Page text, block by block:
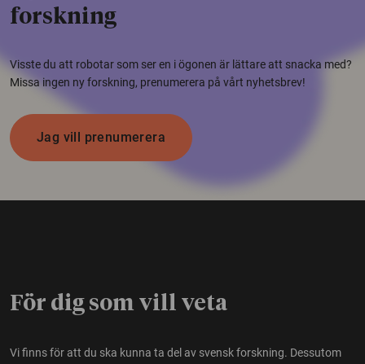
forskning
Visste du att robotar som ser en i ögonen är lättare att snacka med?
Missa ingen ny forskning, prenumerera på vårt nyhetsbrev!
Jag vill prenumerera
För dig som vill veta
Vi finns för att du ska kunna ta del av svensk forskning. Dessutom